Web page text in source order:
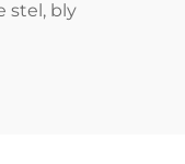
stel, bly